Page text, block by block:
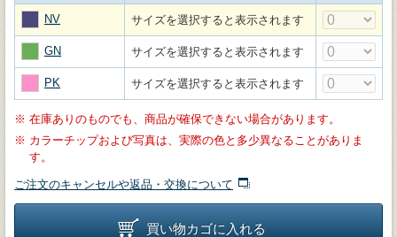
NV サイズを選択すると表示されます
GN サイズを選択すると表示されます
PK サイズを選択すると表示されます
※ 在庫ありのものでも、商品が確保できない場合があります。
※ カラーチップおよび写真は、実際の色と多少異なることがありま
す。
ご注文のキャンセルや返品・交換について
買い物カゴに入れる